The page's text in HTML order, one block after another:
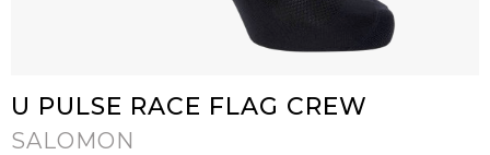
U PULSE RACE FLAG CREW
SALOMON